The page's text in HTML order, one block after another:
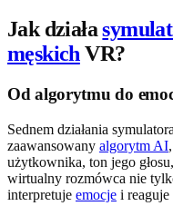
Jak działa
męskich VR?
Od algorytmu do
Sednem działania
zaawansowany algorytm AI
użytkownika, ton jego
wirtualny rozmówca nie
interpretuje emocje i